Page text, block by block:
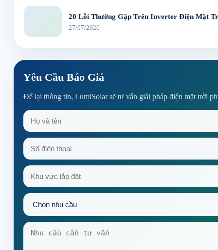
20 Lỗi Thường Gặp Trên Inverter Điện Mặt
27/07/2026
Yêu Cầu Báo Giá
Để lại thông tin, LumiSolar sẽ tư vấn giải pháp điện mặt trời